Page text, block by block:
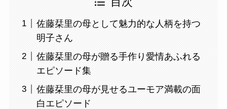
佐藤栞里の母として魅力的な人柄を持つ
明子さん
佐藤栞里の母が贈る手作り愛情あふれる
エピソード集
佐藤栞里の母が見せるユーモア満載の面
白エピソード